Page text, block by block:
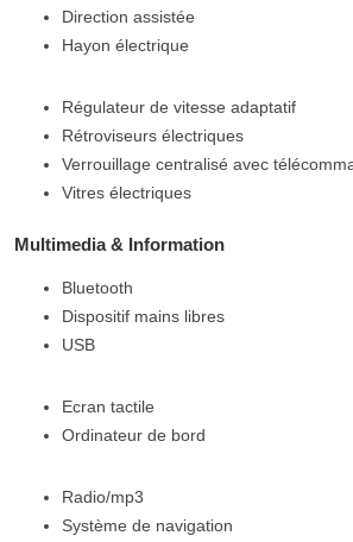
Direction assistée
Hayon électrique
Régulateur de vitesse adaptatif
Rétroviseurs électriques
Verrouillage centralisé avec
Vitres électriques
Multimedia & Information
Bluetooth
Dispositif mains libres
USB
Ecran tactile
Ordinateur de bord
Radio/mp3
Système de navigation